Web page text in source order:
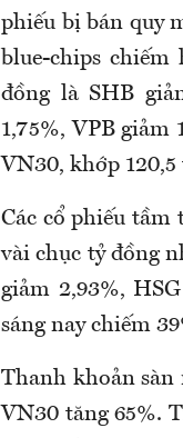
phiếu bị bán quy
blue-chips
đồng là SHB
1,75%, VPB giảm
VN30, khớp 120,5
Các cổ phiếu
vài chục tỷ đồng
giảm 2,93%,
sáng nay chiếm
Thanh khoản sàn
VN30 tăng 65%.